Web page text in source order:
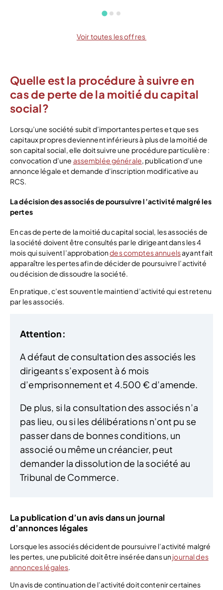
Voir toutes les offres
Quelle est la procédure à suivre en
cas de perte de la moitié du capital
social?
Lorsqu’une société subit d’importantes pertes et que ses
capitaux propres deviennent inférieurs à plus de la moitié de
son capital social, elle doit suivre une procédure particulière :
convocation d’une assemblée générale, publication d’une
annonce légale et demande d’inscription modificative au
RCS.
La décision des associés de poursuivre l’activité malgré les
pertes
En cas de perte de la moitié du capital social, les associés de
la société doivent être consultés par le dirigeant dans les 4
mois qui suivent l’approbationdes comptes annuelsayant fait
apparaître les pertes afin de décider de poursuivre l’activité
ou décision de dissoudre la société.
En pratique, c’est souvent le maintien d’activité qui est retenu
par les associés.
Attention:
A défaut de consultation des associés les
dirigeants s’exposent à 6 mois
d’emprisonnement et 4.500 € d’amende.
De plus, si la consultation des associés n’a
pas lieu, ou si les délibérations n’ont pu se
passer dans de bonnes conditions, un
associé ou même un créancier, peut
demander la dissolution de la société au
Tribunal de Commerce.
La publication d’un avis dans un journal
d’annonces légales
Lorsque les associés décident de poursuivre l’activité malgré
les pertes, une publicité doit être insérée dans unjournal des
annonces légales.
Un avis de continuation de l’activité doit contenir certaines